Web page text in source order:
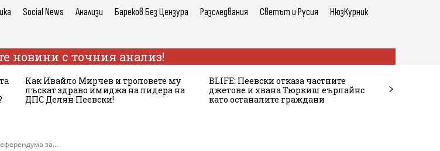
Social News Анализи Бареков Без Цензура Разследвания Светът и Русия НюзКурник
новини с точния анализ!
Как Ивайло Мирчев и троловете му
лъскат здраво имиджа на лидера на
ДПС Делян Пеевски!
BLIFE: Пеевски отказа частните
джетове и хвана Тюркиш еърлайнс
като останалите граждани
за...